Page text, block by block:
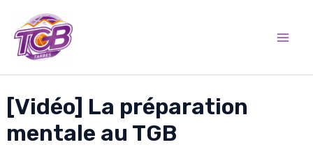
contenu
[Vidéo] La préparation
mentale au TGB